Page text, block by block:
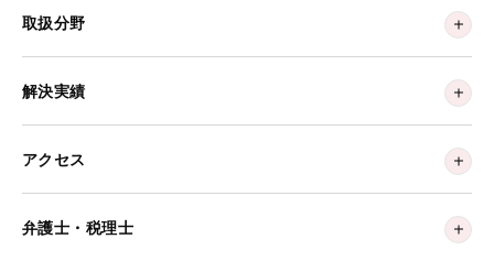
取扱分野
解決実績
アクセス
弁護士・税理士